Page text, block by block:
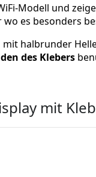
Modell und
es besonders
halbrunder
des Klebers
mit